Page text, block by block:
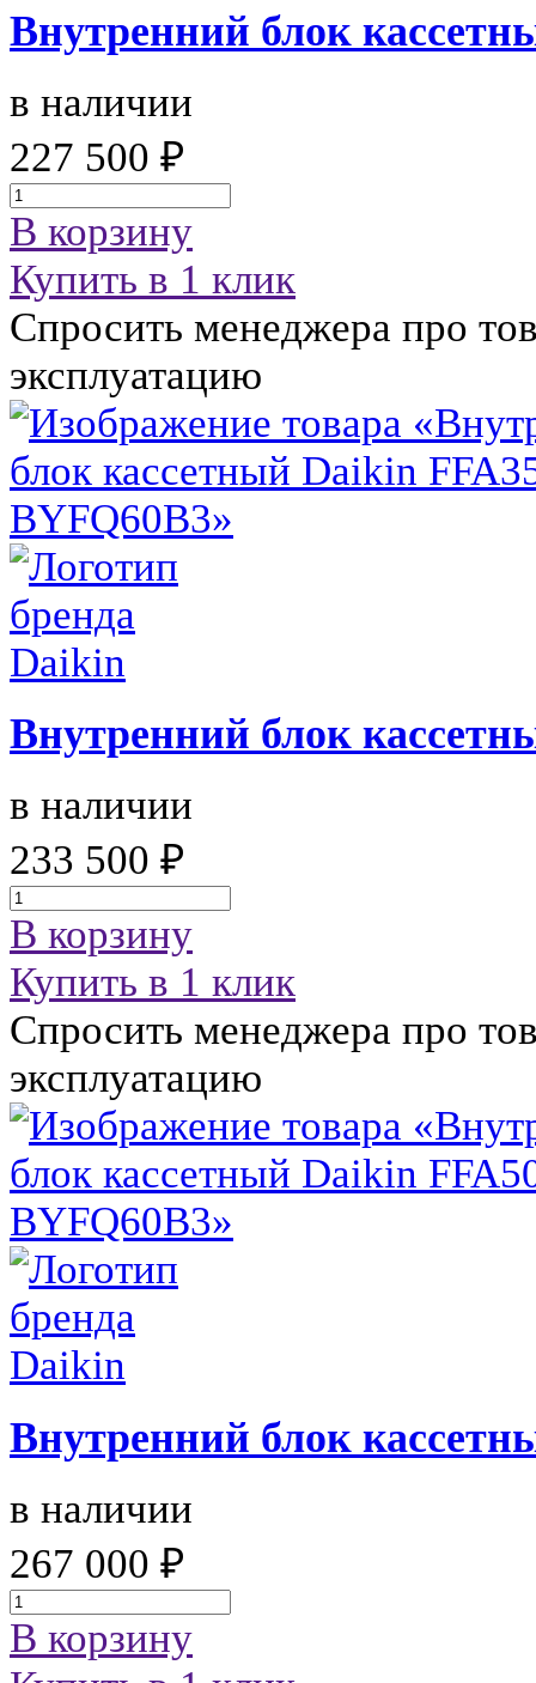
Внутренний блок
в наличии
227 500 ₽
В корзину
Купить в 1 клик
Спросить менеджера про
эксплуатацию
Внутренний блок
в наличии
233 500 ₽
В корзину
Купить в 1 клик
Спросить менеджера про
эксплуатацию
Внутренний блок
в наличии
267 000 ₽
В корзину